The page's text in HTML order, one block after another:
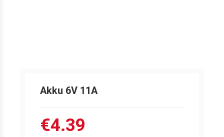
Akku 6V 11A
€4.39